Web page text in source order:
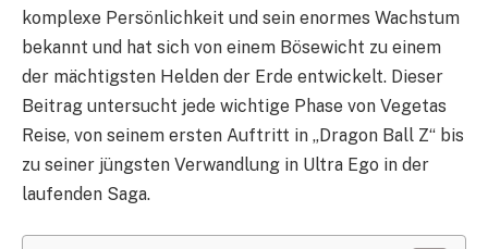
komplexe Persönlichkeit und sein enormes Wachstum
bekannt und hat sich von einem Bösewicht zu einem
der mächtigsten Helden der Erde entwickelt. Dieser
Beitrag untersucht jede wichtige Phase von Vegetas
Reise, von seinem ersten Auftritt in „Dragon Ball Z“ bis
zu seiner jüngsten Verwandlung in Ultra Ego in der
laufenden Saga.